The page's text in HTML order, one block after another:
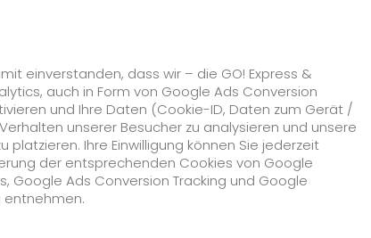
GO! Value Added Services
Stuttgart
GO! Stuttgart
einverstanden, dass wir – die GO! Express &
auch in Form von Google Ads Conversion
und Ihre Daten (Cookie-ID, Daten zum Gerät /
unserer Besucher zu analysieren und unsere
Ihre Einwilligung können Sie jederzeit
der entsprechenden Cookies von Google
Google Ads Conversion Tracking und Google
entnehmen.